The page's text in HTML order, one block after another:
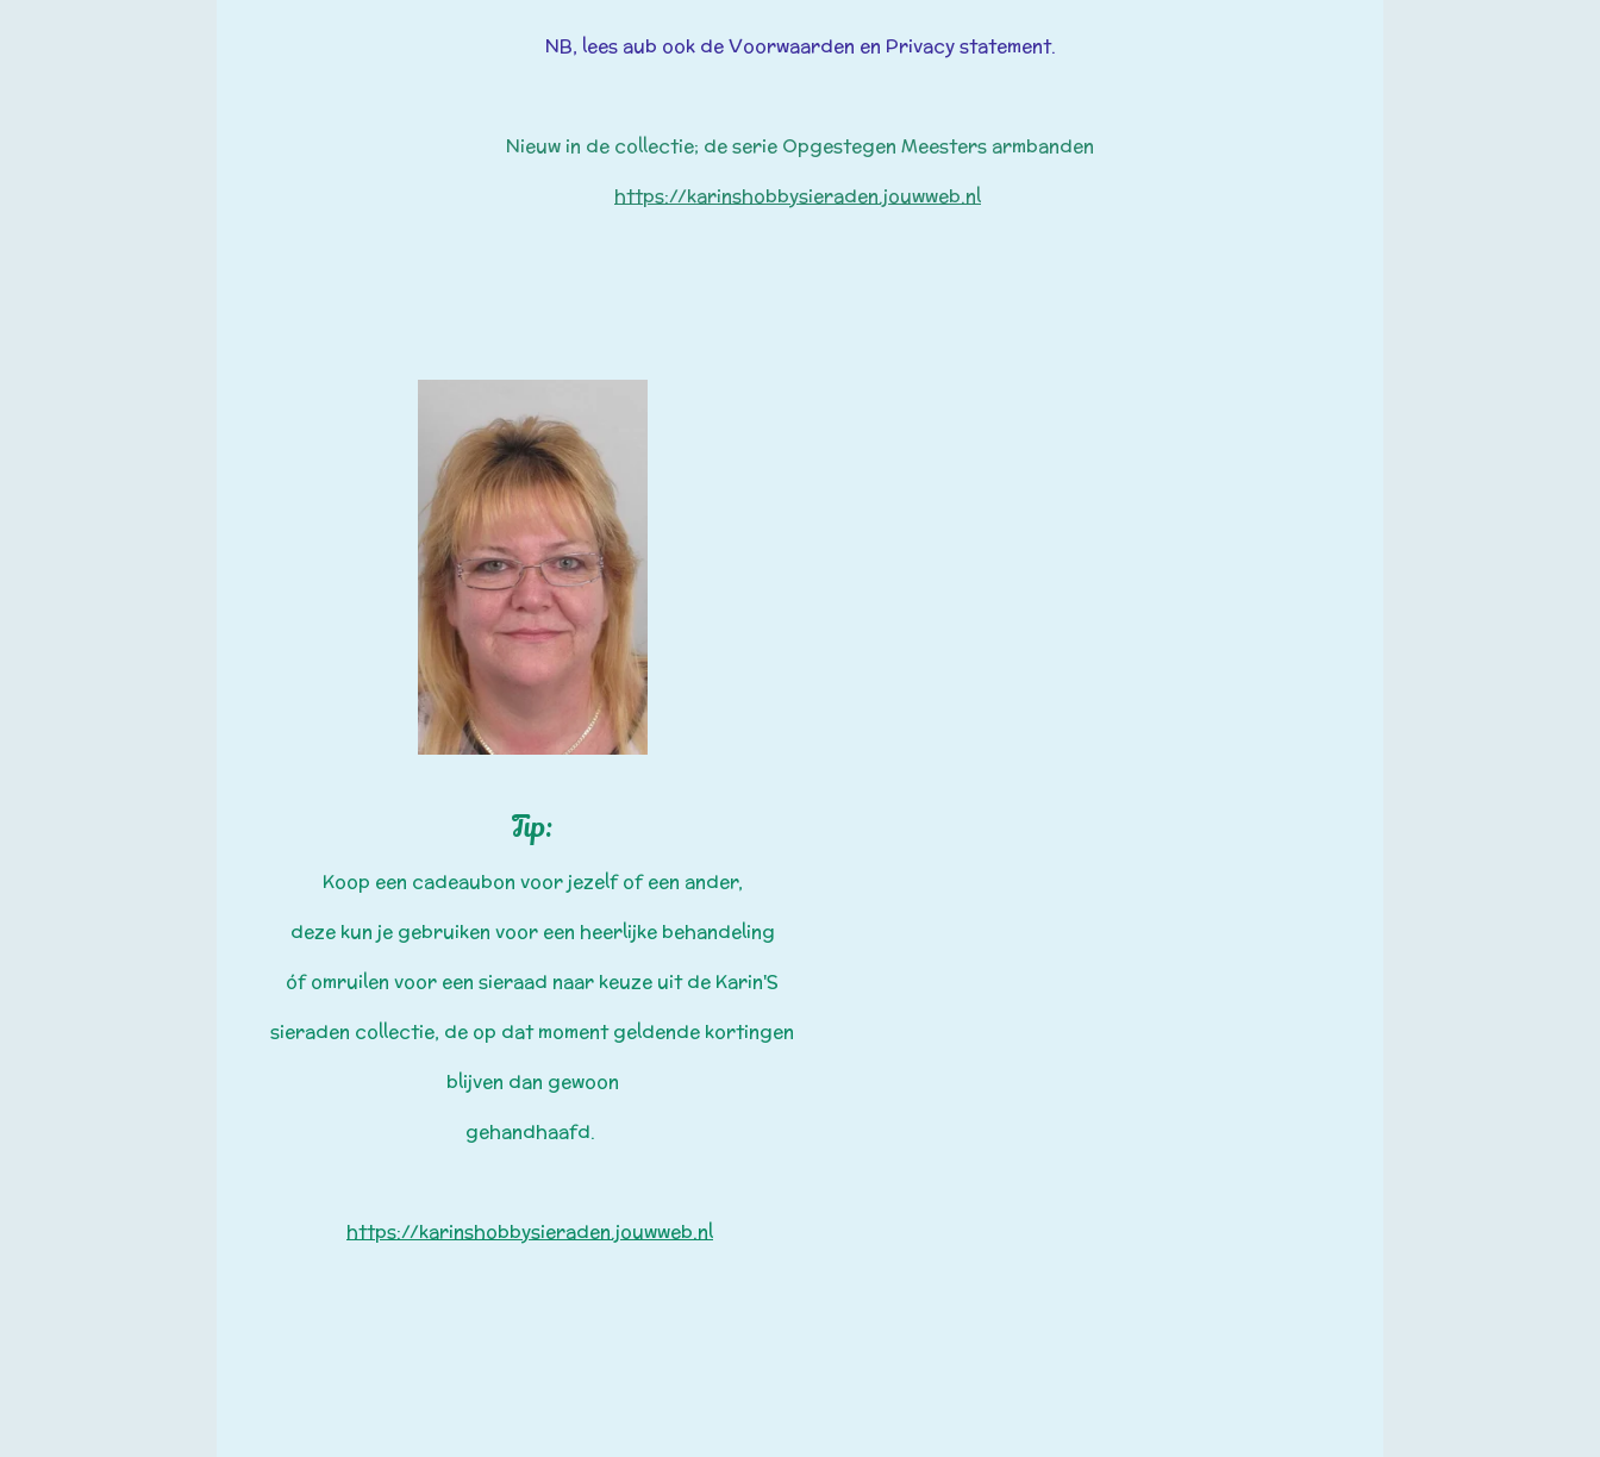
NB, lees aub ook de Voorwaarden en Privacy statement.
Nieuw in de collectie; de serie Opgestegen Meesters armbanden
https://karinshobbysieraden.jouwweb.nl
Tip:
Koop een cadeaubon voor jezelf of een ander,
deze kun je gebruiken voor een heerlijke behandeling
óf omruilen voor een sieraad naar keuze uit de Karin'S
sieraden collectie, de op dat moment geldende kortingen
blijven dan gewoon
gehandhaafd.
https://karinshobbysieraden.jouwweb.nl